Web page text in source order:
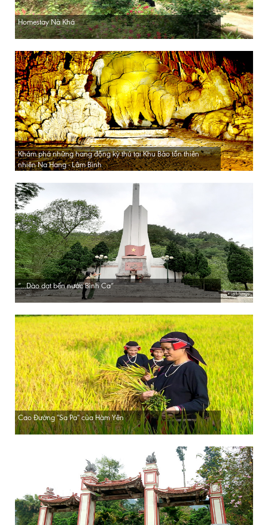
Homestay Nà Khá
Khám phá những hang động kỳ thú tại Khu Bảo tồn thiên
nhiên Na Hang - Lâm Bình
“...Dào dạt bến nước Bình Ca”
Cao Đường ''Sa Pa'' của Hàm Yên